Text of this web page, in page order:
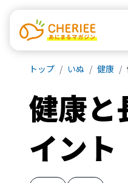
トップ いぬ 健康
健康と
イント